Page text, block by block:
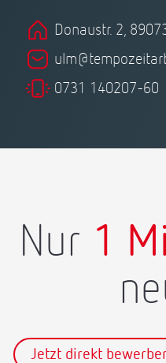
Donaustr. 2,
0731 140207-60
Nur 1
Jetzt direkt